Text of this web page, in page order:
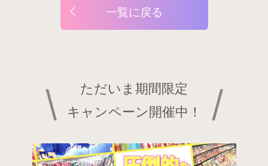
一覧に戻る
\
ただいま期間限定
キャンペーン開催中！
/